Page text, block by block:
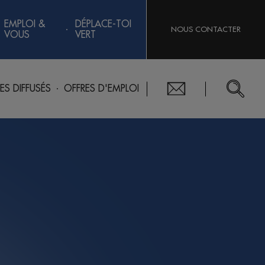
DIFFUSÉS OFFRES D'EMPLOI
EMPLOI &
VOUS
DÉPLACE-TOI
VERT
NOUS CONTACTER